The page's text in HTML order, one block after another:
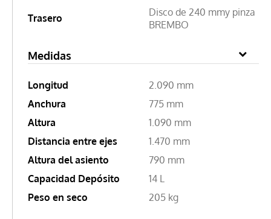
Trasero
Disco de 240 mmy pinza
BREMBO
Medidas
Longitud
2.090 mm
Anchura
775 mm
Altura
1.090 mm
Distancia entre ejes
1.470 mm
Altura del asiento
790 mm
Capacidad Depósito
14 L
Peso en seco
205 kg